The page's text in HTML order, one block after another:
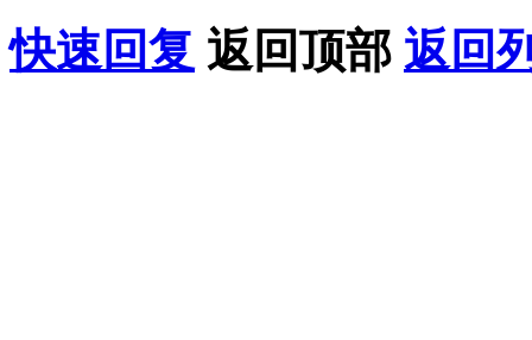
快速回复 返回顶部 返回